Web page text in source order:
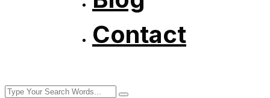
Contact